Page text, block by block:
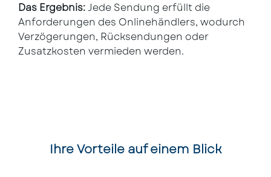
Das Ergebnis:Jede Sendung erfüllt die
Anforderungen des Onlinehändlers, wodurch
Verzögerungen, Rücksendungen oder
Zusatzkosten vermieden werden.
Ihre Vorteile auf einem Blick